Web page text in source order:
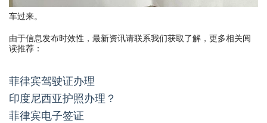
车过来。
由于信息发布时效性，最新资讯请联系我们获取了解，更多相关阅
读推荐：
菲律宾驾驶证办理
印度尼西亚护照办理？
菲律宾电子签证